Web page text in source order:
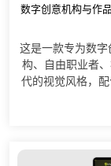
数字创意机构与作
这是一款专为数
构、自由职业者
代的视觉风格，